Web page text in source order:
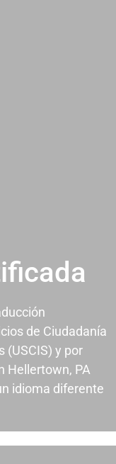
de Ciudadanía
(USCIS) y por
Hellertown, PA
idioma diferente